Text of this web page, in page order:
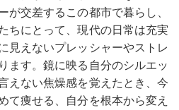
が交差するこの都市で暮らし、
ちにとって、現代の日常は充実
見えないプレッシャーやストレ
ます。鏡に映る自分のシルエッ
えない焦燥感を覚えたとき、今
て痩せる、自分を根本から変え